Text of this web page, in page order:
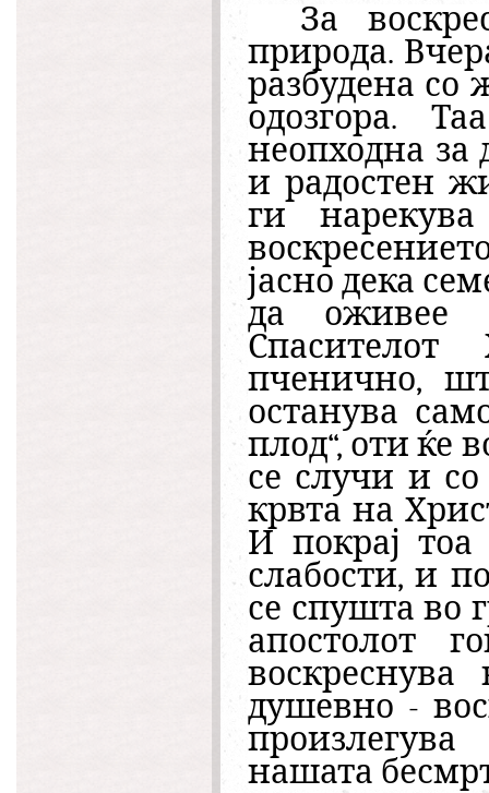
За
природа.
разбудена со
одозгора.
неопходна за
и радостен
ги
јасно дека
да оживее
пченично,
останува
плод“, оти ќе
се случи и со
крвта на
И покрај
слабости, и
се спушта во
апостолот
душевно -
нашата